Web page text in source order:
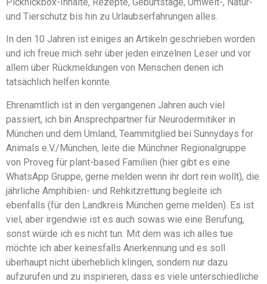
und Tierschutz bis hin zu Urlaubserfahrungen alles.
In den 10 Jahren ist einiges an Artikeln geschrieben worden
und ich freue mich sehr über jeden einzelnen Leser und vor
allem über Rückmeldungen von Menschen denen ich
tatsächlich helfen konnte.
Ehrenamtlich ist in den vergangenen Jahren auch viel
passiert, ich bin Ansprechpartner für Neurodermitiker in
München und dem Umland, Teammitglied bei Sunnydays for
Animals e.V./München, leite die Münchner Regionalgruppe
von Proveg für plant-based Familien (hier gibt es eine
WhatsApp Gruppe, gerne melden wenn ihr dort rein wollt), die
jährliche Amphibien- und Rehkitzrettung begleite ich
ebenfalls (für den Landkreis München gerne melden). Es ist
viel, aber irgendwie ist es auch sowas wie eine Berufung,
sonst würde ich es nicht tun. Mit dem was ich alles tue
möchte ich aber keinesfalls Anerkennung und es soll
überhaupt nicht überheblich klingen, sondern nur dazu
aufzurufen und zu inspirieren, dass es viele unterschiedliche